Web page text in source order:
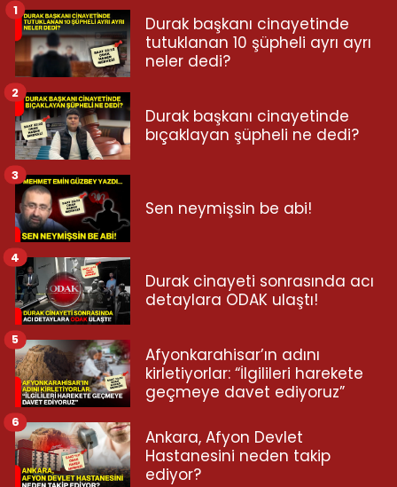
Durak başkanı cinayetinde
tutuklanan 10 şüpheli ayrı ayrı
neler dedi?
1
Durak başkanı cinayetinde
bıçaklayan şüpheli ne dedi?
2
Sen neymişsin be abi!
3
Durak cinayeti sonrasında acı
detaylara ODAK ulaştı!
4
Afyonkarahisar’ın adını
kirletiyorlar: “İlgilileri harekete
geçmeye davet ediyoruz”
5
Ankara, Afyon Devlet
Hastanesini neden takip
ediyor?
6